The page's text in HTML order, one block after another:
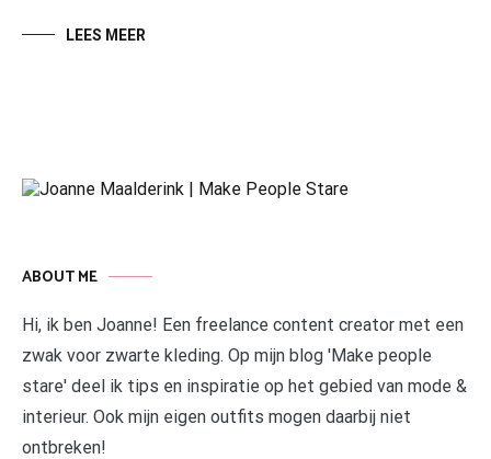
LEES MEER
ABOUT ME
Hi, ik ben Joanne! Een freelance content creator met een
zwak voor zwarte kleding. Op mijn blog 'Make people
stare' deel ik tips en inspiratie op het gebied van mode &
interieur. Ook mijn eigen outfits mogen daarbij niet
ontbreken!